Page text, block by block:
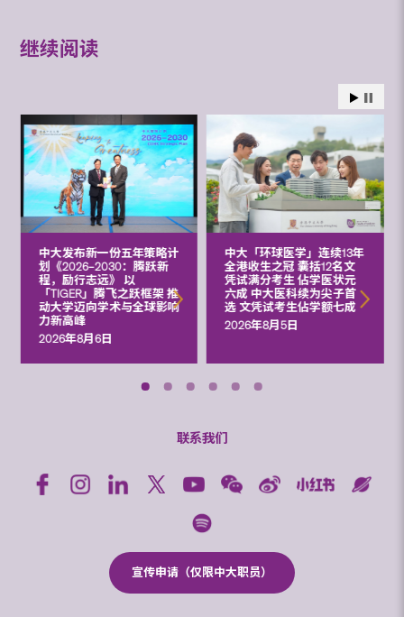
继续阅读
中大发布新一份五年策略计
划《2026‒2030：腾跃新
程，励行志远》 以
「TIGER」腾飞之跃框架 推
动大学迈向学术与全球影响
力新高峰
2026年8月6日
中大「环球医学」连续13年
全港收生之冠 囊括12名文
凭试满分考生 佔学医状元
六成 中大医科续为尖子首
选 文凭试考生佔学额七成
2026年8月5日
联系我们
宣传申请（仅限中大职员）